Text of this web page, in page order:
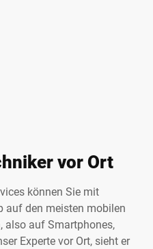
vor Ort
können Sie mit
auf den meisten mobilen
also auf Smartphones,
Experte vor Ort, sieht er